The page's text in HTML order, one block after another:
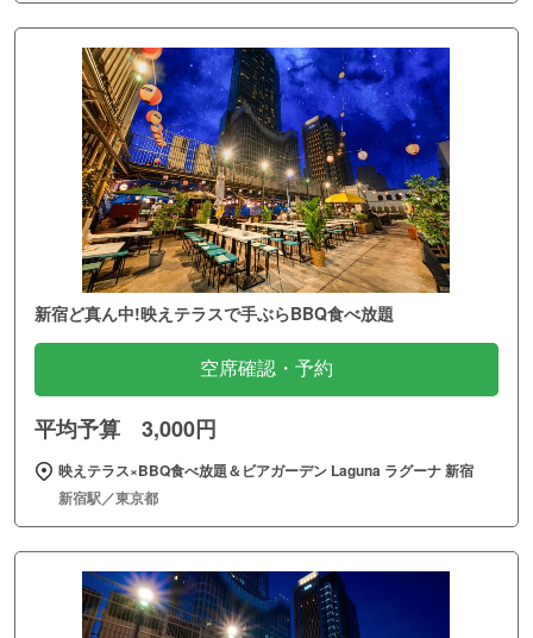
新宿ど真ん中!映えテラスで手ぶらBBQ食べ放題
空席確認・予約
平均予算 3,000円
映えテラス×BBQ食べ放題＆ビアガーデン Laguna ラグーナ 新宿
新宿駅／東京都